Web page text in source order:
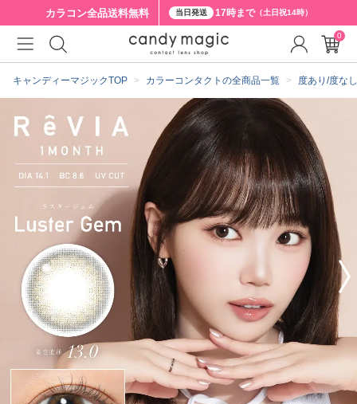
カラコン全品送料無料 当日発送 17時まで（土日祝14時）
キャンディーマジックTOP カラーコンタクトの全商品一覧 度あり/度な
0
クーポン詳細